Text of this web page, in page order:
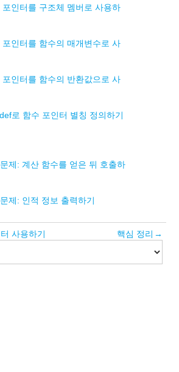
인터를 구조체 멤버로 사용하
인터를 함수의 매개변수로 사
인터를 함수의 반환값으로 사
로 함수 포인터 별칭 정의하기
제: 계산 함수를 얻은 뒤 호출하
제: 인적 정보 출력하기
사용하기 핵심 정리 →